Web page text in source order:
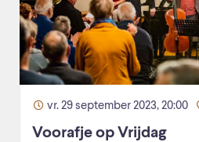
vr. 29 september 2023, 20:00
Voorafje op Vrijdag